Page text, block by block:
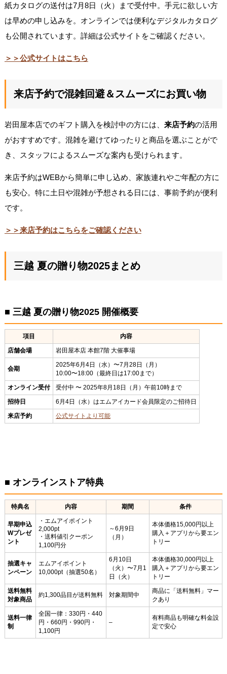
紙カタログの送付は7月8日（火）まで受付中。手元に欲しい方
は早めの申し込みを。オンラインでは便利なデジタルカタログ
も公開されています。詳細は公式サイトをご確認ください。
＞＞公式サイトはこちら
来店予約で混雑回避＆スムーズにお買い物
岩田屋本店でのギフト購入を検討中の方には、 来店予約の活用
がおすすめです。混雑を避けてゆったりと商品を選ぶことがで
き、スタッフによるスムーズな案内も受けられます。
来店予約はWEBから簡単に申し込め、家族連れやご年配の方に
も安心。特に土日や混雑が予想される日には、事前予約が便利
です。
＞＞来店予約はこちらをご確認ください
三越 夏の贈り物2025まとめ
■ 三越 夏の贈り物2025 開催概要
項目
内容
店舗会場
岩田屋本店 本館7階 大催事場
会期
2025年6月4日（水）〜7月28日（月）
10:00〜18:00（最終日は17:00まで）
オンライン受付
受付中 〜 2025年8月18日（月）午前10時まで
招待日
6月4日（水）はエムアイカード会員限定のご招待日
来店予約
公式サイトより可能
■ オンラインストア特典
特典名 内容 期間 条件
早期申込
Wプレゼ
ント
・エムアイポイント
2,000pt
・送料値引クーポン
1,100円分
～6月9日
（月）
本体価格15,000円以上
購入＋アプリから要エン
トリー
抽選キャ
ンペーン
エムアイポイント
10,000pt（抽選50名）
6月10日
（火）〜7月1
日（火）
本体価格30,000円以上
購入＋アプリから要エン
トリー
送料無料
対象商品
約1,300品目が送料無料 対象期間中
商品に「送料無料」マー
クあり
送料一律
制
全国一律：330円・440
円・660円・990円・
1,100円
–
有料商品も明確な料金設
定で安心